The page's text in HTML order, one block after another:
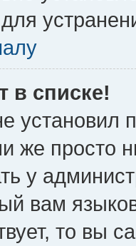
в списке!
установил
же просто
у
вам
то вы